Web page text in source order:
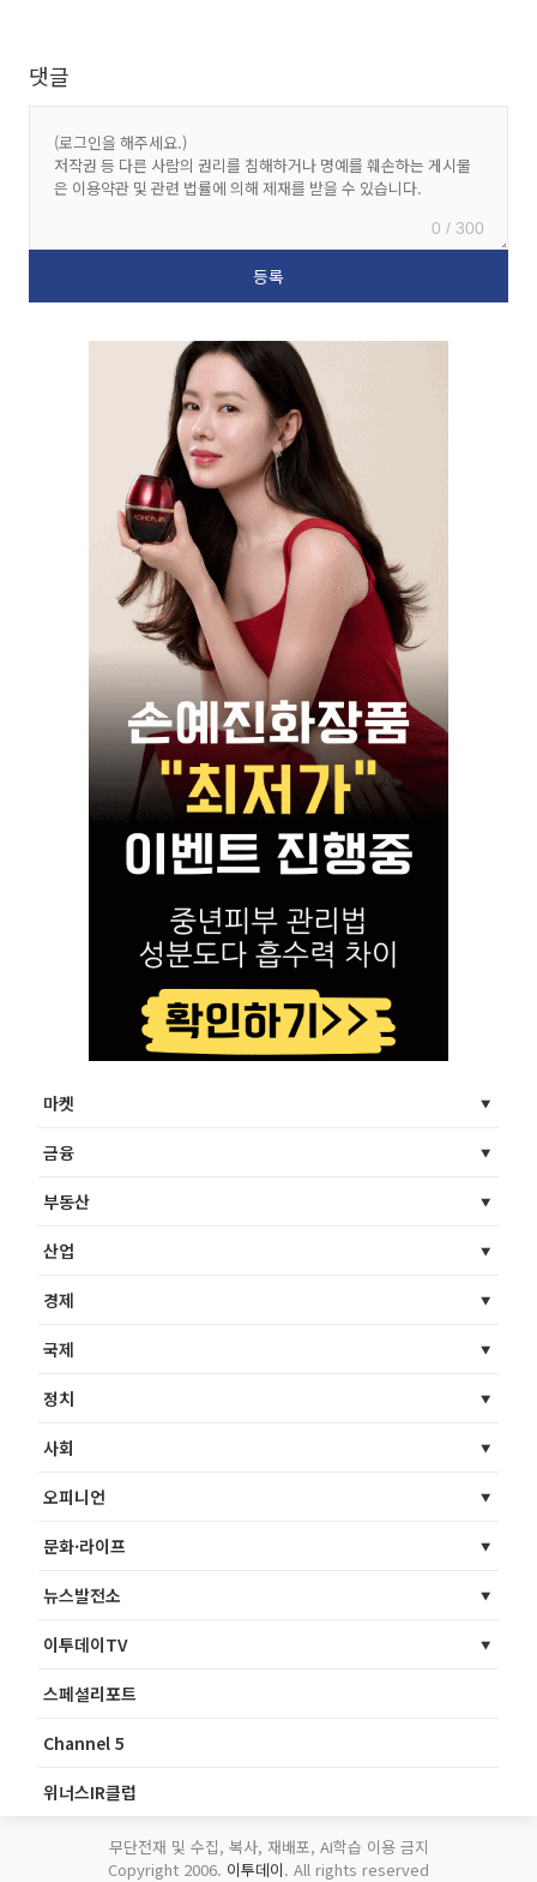
댓글
0 / 300
마켓
금융
부동산
산업
경제
국제
정치
사회
오피니언
문화·라이프
뉴스발전소
이투데이TV
스페셜리포트
Channel 5
위너스IR클럽
무단전재 및 수집, 복사, 재배포, AI학습 이용 금지
Copyright 2006. 이투데이. All rights reserved